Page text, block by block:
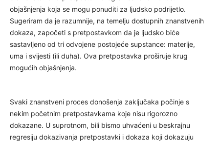
objašnjenja koja se mogu ponuditi za ljudsko podrijetlo.
Sugeriram da je razumnije, na temelju dostupnih znanstvenih
dokaza, započeti s pretpostavkom da je ljudsko biće
sastavljeno od tri odvojene postojeće supstance: materije,
uma i svijesti (ili duha). Ova pretpostavka proširuje krug
mogućih objašnjenja.
Svaki znanstveni proces donošenja zaključaka počinje s
nekim početnim pretpostavkama koje nisu rigorozno
dokazane. U suprotnom, bili bismo uhvaćeni u beskrajnu
regresiju dokazivanja pretpostavki i dokaza koji dokazuju